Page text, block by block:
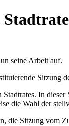
seine Arbeit auf.
Sitzung
In
die Wahl der
die Sitzung vom